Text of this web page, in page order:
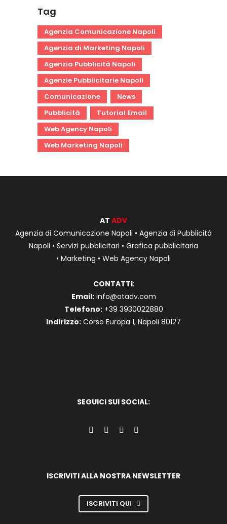
Tag
Agenzia Comunicazione Napoli
Agenzia di Marketing Napoli
Agenzia Pubblicità Napoli
Agenzie Pubblicitarie Napoli
Comunicazione
News
Pubblicità
Tutorial Email
Web Agency Napoli
Web Marketing Napoli
AT ADV
Agenzia di Comunicazione Napoli • Agenzia di Pubblicità
Napoli • Servizi pubblicitari • Grafica pubblicitaria
• Marketing • Web Agency Napoli
CONTATTI:
Email: info@atadv.com
Telefono: +39 3930022880
Indirizzo: Corso Europa 1, Napoli 80127
SEGUICI SUI SOCIAL:
ISCRIVITI ALLA NOSTRA NEWSLETTER
ISCRIVITI QUI